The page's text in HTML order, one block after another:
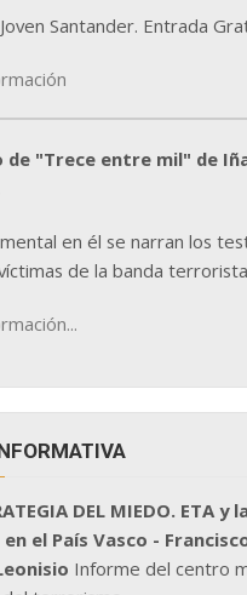
Santander. Entrada
de "Trece entre mil" de
en él se narran los
de la banda
DEL MIEDO. ETA y
el País Vasco -
Informe del centro